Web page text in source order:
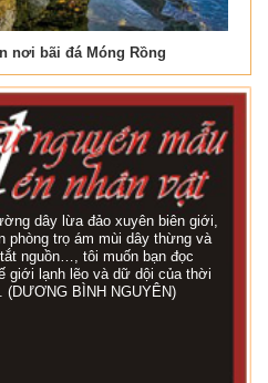
nơi bãi đá Móng Rồng
dây lừa đảo xuyên biên giới,
phòng trọ ám mùi dây thừng và
nguồn…, tôi muốn bạn đọc
giới lạnh lẽo và dữ dội của thời
(DƯƠNG BÌNH NGUYÊN)